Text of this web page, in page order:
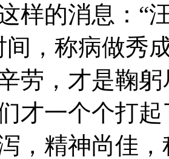
样的消息：“
间，称病做秀
劳，才是鞠
才一个个打
，精神尚佳